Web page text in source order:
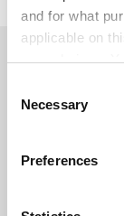
and for what
applicable on
your choices.
the Privacy
Collect
Selection
Necessary
Preferences
See